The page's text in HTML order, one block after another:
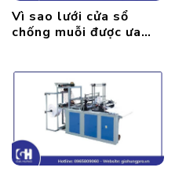
Vì sao lưới cửa sổ
chống muỗi được ưa
chống muỗi